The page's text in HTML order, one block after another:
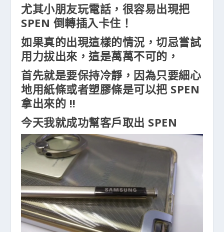
尤其小朋友玩電話，很容易出現把
SPEN 倒轉插入卡住！
如果真的出現這樣的情況，切忌嘗試
用力拔出來，這是萬萬不可的，
首先就是要保持冷靜，因為只要細心
地用紙條或者塑膠條是可以把 SPEN
拿出來的 !!
今天我就成功幫客戶取出 SPEN